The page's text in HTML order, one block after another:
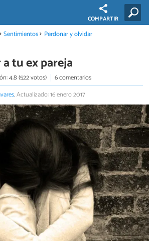
COMPARTIR
Sentimientos Perdonar y olvidar
tu ex pareja
4.8 (522 votos)
6 comentarios
.Actualizado: 16 enero 2017